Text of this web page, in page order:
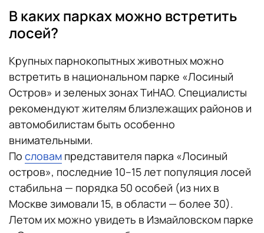
В каких парках можно встретить
лосей?
Крупных парнокопытных животных можно
встретить в национальном парке «Лосиный
Остров» и зеленых зонах ТиНАО. Специалисты
рекомендуют жителям близлежащих районов и
автомобилистам быть особенно
внимательными.
По словам представителя парка «Лосиный
остров», последние 10–15 лет популяция лосей
стабильна — порядка 50 особей (из них в
Москве зимовали 15, в области — более 30).
Летом их можно увидеть в Измайловском парке